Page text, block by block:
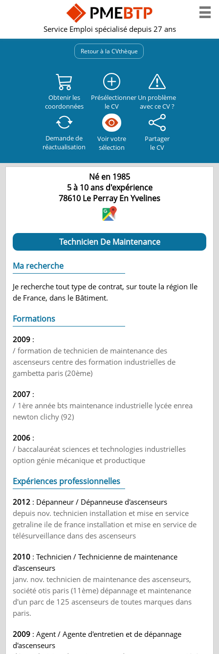
Service Emploi spécialisé depuis 27 ans
Retour à la CVthèque
Obtenir les
coordonnées
Présélectionner
le CV
Un problème
avec ce CV ?
Demande de
réactualisation
Voir votre
sélection
Partager
le CV
Né en 1985
5 à 10 ans d'expérience
78610 Le Perray En Yvelines
Technicien De Maintenance
Ma recherche
Je recherche tout type de contrat, sur toute la région Ile
de France, dans le Bâtiment.
Formations
2009 :
/ formation de technicien de maintenance des
ascenseurs centre des formation industrielles de
gambetta paris (20ème)
2007 :
/ 1ère année bts maintenance industrielle lycée enrea
newton clichy (92)
2006 :
/ baccalauréat sciences et technologies industrielles
option génie mécanique et productique
Expériences professionnelles
2012 : Dépanneur / Dépanneuse d'ascenseurs
depuis nov. technicien installation et mise en service
getraline ile de france installation et mise en service de
télésurveillance dans des ascenseurs
2010 : Technicien / Technicienne de maintenance
d'ascenseurs
janv. nov. technicien de maintenance des ascenseurs,
société otis paris (11ème) dépannage et maintenance
d'un parc de 125 ascenseurs de toutes marques dans
paris.
2009 : Agent / Agente d'entretien et de dépannage
d'ascenseurs